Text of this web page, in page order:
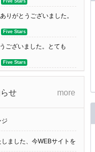
Five Stars
りがとうございました。
Five Stars
ございました。とても
Five Stars
せ more
ジ
ました、今WEBサイトを